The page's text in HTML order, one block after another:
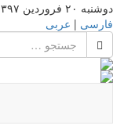
دوشنبه ۲۰ فروردین ۱۳۹۷
فارسی | عربی